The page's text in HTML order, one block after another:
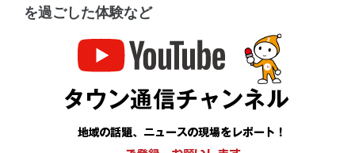
を過ごした体験など